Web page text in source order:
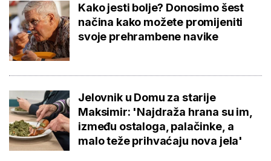
Kako jesti bolje? Donosimo šest
načina kako možete promijeniti
svoje prehrambene navike
Jelovnik u Domu za starije
Maksimir: 'Najdraža hrana su im,
između ostaloga, palačinke, a
malo teže prihvaćaju nova jela'